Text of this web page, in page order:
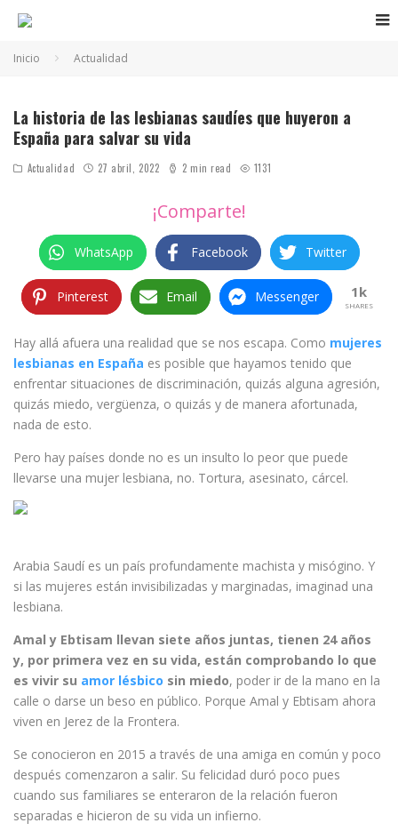
Inicio Actualidad
La historia de las lesbianas saudíes que huyeron a
España para salvar su vida
Actualidad 27 abril, 2022 2 min read 1131
¡Comparte!
WhatsApp Facebook Twitter
Pinterest Email Messenger 1k
SHARES
Hay allá afuera una realidad que se nos escapa. Como mujeres
lesbianas en España es posible que hayamos tenido que
enfrentar situaciones de discriminación, quizás alguna agresión,
quizás miedo, vergüenza, o quizás y de manera afortunada,
nada de esto.
Pero hay países donde no es un insulto lo peor que puede
llevarse una mujer lesbiana, no. Tortura, asesinato, cárcel.
Arabia Saudí es un país profundamente machista y misógino. Y
si las mujeres están invisibilizadas y marginadas, imaginad una
lesbiana.
Amal y Ebtisam llevan siete años juntas, tienen 24 años
y, por primera vez en su vida, están comprobando lo que
es vivir su amor lésbico sin miedo, poder ir de la mano en la
calle o darse un beso en público. Porque Amal y Ebtisam ahora
viven en Jerez de la Frontera.
Se conocieron en 2015 a través de una amiga en común y poco
después comenzaron a salir. Su felicidad duró poco pues
cuando sus familiares se enteraron de la relación fueron
separadas e hicieron de su vida un infierno.